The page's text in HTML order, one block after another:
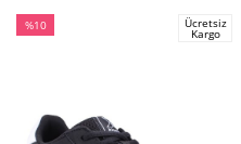
%10
Ücretsiz
Kargo